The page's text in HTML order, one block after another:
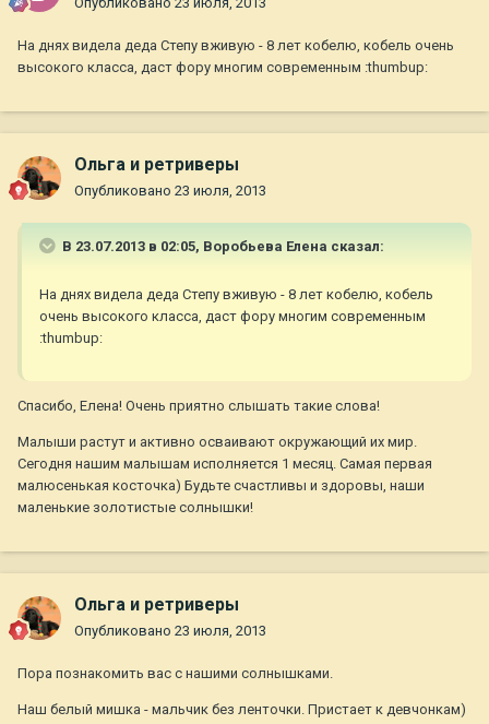
На днях видела деда Степу вживую - 8 лет кобелю, кобель очень
высокого класса, даст фору многим современным :thumbup:
Ольга и ретриверы
Опубликовано 23 июля, 2013
В 23.07.2013 в 02:05, Воробьева Елена сказал:
На днях видела деда Степу вживую - 8 лет кобелю, кобель
очень высокого класса, даст фору многим современным
:thumbup:
Спасибо, Елена! Очень приятно слышать такие слова!
Малыши растут и активно осваивают окружающий их мир.
Сегодня нашим малышам исполняется 1 месяц. Самая первая
малюсенькая косточка) Будьте счастливы и здоровы, наши
маленькие золотистые солнышки!
Ольга и ретриверы
Опубликовано 23 июля, 2013
Пора познакомить вас с нашими солнышками.
Наш белый мишка - мальчик без ленточки. Пристает к девчонкам)